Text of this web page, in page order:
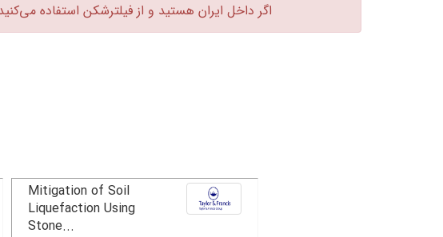
اگر داخل ایران هستید و از فیلترشکن استفاده
Mitigation of Soil
Liquefaction Using
Stone...